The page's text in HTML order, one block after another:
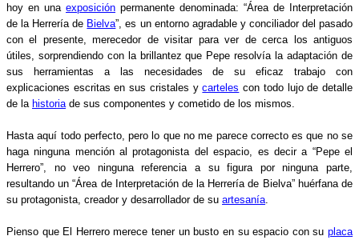
hoy en una exposición permanente denominada: “Área de Interpretación
de la Herrería de Bielva”, es un entorno agradable y conciliador del pasado
con el presente, merecedor de visitar para ver de cerca los antiguos
útiles, sorprendiendo con la brillantez que Pepe resolvía la adaptación de
sus herramientas a las necesidades de su eficaz trabajo con
explicaciones escritas en sus cristales ycarteles con todo lujo de detalle
de la historia de sus componentes y cometido de los mismos.
Hasta aquí todo perfecto, pero lo que no me parece correcto es que no se
haga ninguna mención al protagonista del espacio, es decir a “Pepe el
Herrero”, no veo ninguna referencia a su figura por ninguna parte,
resultando un “Área de Interpretación de la Herrería de Bielva” huérfana de
su protagonista, creador y desarrollador de su artesanía
Pienso que El Herrero merece tener un busto en su espacio con su placa